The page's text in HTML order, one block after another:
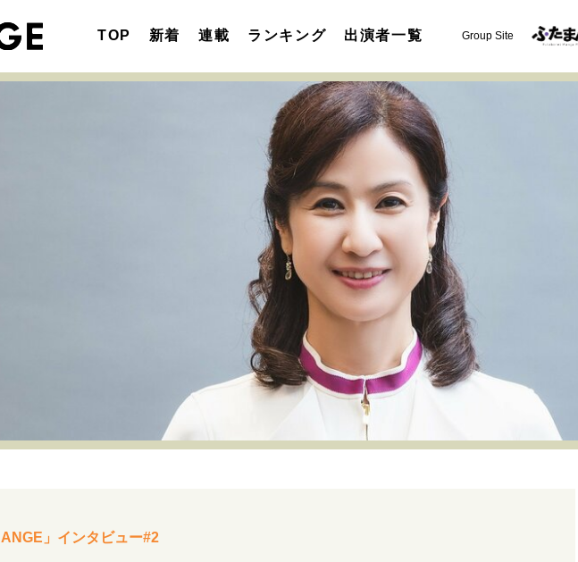
TOP 新着 連載 ランキング 出演者一覧 Group Site
決断の裏側 挫折からの再起
人生が動いた日 10代の挫折と原点
セカンドキャリアの描き方 独立という決断 大人の学び直し
リーダーの流儀 トップが描
40代からの景色
一
」インタビュー#2